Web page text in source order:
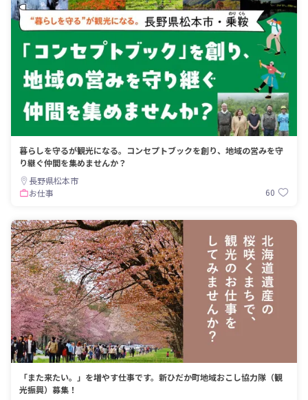
暮らしを守るが観光になる。コンセプトブックを創り、地域の営みを守
り継ぐ仲間を集めませんか？
長野県松本市
お仕事
60
「また来たい。」を増やす仕事です。新ひだか町地域おこし協力隊（観
光振興）募集！